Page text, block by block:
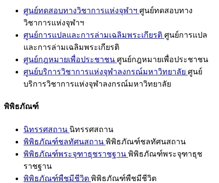
ศูนย์ทดสอบทางวิชาการแห่งจุฬาฯ ศูนย์ทดสอบทาง
วิชาการแห่งจุฬาฯ
ศูนย์การแปลและการล่ามเฉลิมพระเกียรติ ศูนย์การแปล
และการล่ามเฉลิมพระเกียรติ
ศูนย์กฎหมายเพื่อประชาชน ศูนย์กฎหมายเพื่อประชาชน
ศูนย์บริการวิชาการแห่งจุฬาลงกรณ์มหาวิทยาลัย ศูนย์
บริการวิชาการแห่งจุฬาลงกรณ์มหาวิทยาลัย
พิพิธภัณฑ์
นิทรรศสถาน นิทรรศสถาน
พิพิธภัณฑ์ชลทัศนสถาน พิพิธภัณฑ์ชลทัศนสถาน
พิพิธภัณฑ์พระจุฑาธุชราชฐาน พิพิธภัณฑ์พระจุฑาธุช
ราชฐาน
พิพิธภัณฑ์พืชมีชีวิต พิพิธภัณฑ์พืชมีชีวิต